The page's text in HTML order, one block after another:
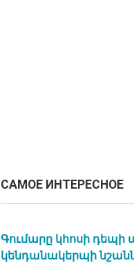
САМОЕ ИНТЕРЕСНОЕ
Գումարը կհոսի դեպի
կենդանակերպի